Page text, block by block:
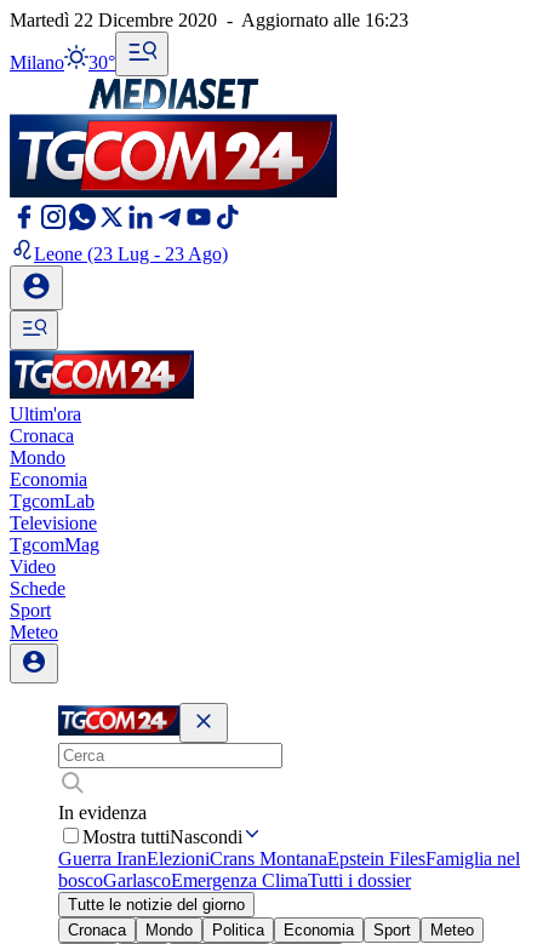
Martedì 22 Dicembre 2020 - Aggiornato alle 16:23
Milano 30°
Leone (23 Lug - 23 Ago)
Ultim'ora
Cronaca
Mondo
Economia
TgcomLab
Televisione
TgcomMag
Video
Schede
Sport
Meteo
In evidenza
Mostra tuttiNascondi
Guerra IranElezioniCrans MontanaEpstein FilesFamiglia nel
boscoGarlascoEmergenza ClimaTutti i dossier
Tutte le notizie del giorno
Cronaca
Mondo Politica Economia Sport
Meteo